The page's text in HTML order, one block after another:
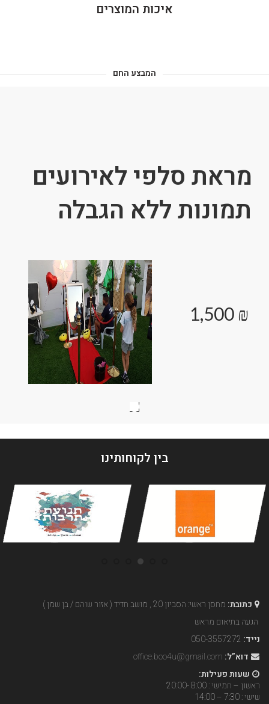
איכות המוצרים
המבצע החם
מראת סלפי לאירועים
תמונות ללא הגבלה
₪ 1,500
בין לקוחותינו
כתובת: מחסן ראשי: הסביון 20 , מושב חדיד ( אזור שוהם / בן שמן )
הגעה בתיאום מראש
נייד:
דוא”ל: office.boo4u@gmail.com
שעות פעילות:
ראשון – חמישי : 8:00 -20:00
שישי : 7:30 – 14:00